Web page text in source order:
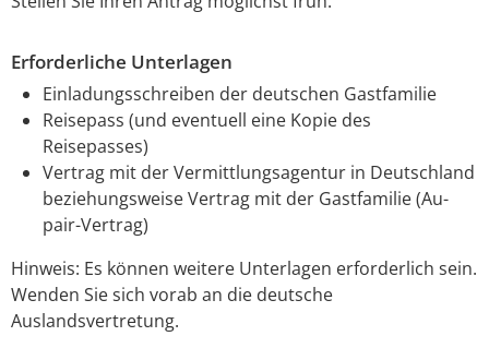
Erforderliche Unterlagen
Einladungsschreiben der deutschen Gastfamilie
Reisepass (und eventuell eine Kopie des
Reisepasses)
Vertrag mit der Vermittlungsagentur in Deutschland
beziehungsweise Vertrag mit der Gastfamilie (Au-
pair-Vertrag)
Hinweis: Es können weitere Unterlagen erforderlich sein.
Wenden Sie sich vorab an die deutsche
Auslandsvertretung.